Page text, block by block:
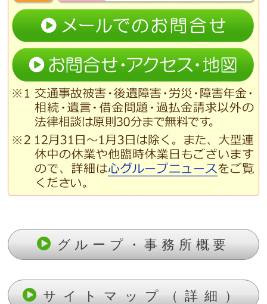
グループ・事務所概要
サイトマップ（詳細）